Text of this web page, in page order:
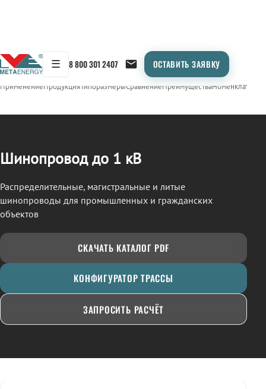
☰ 8 800 301 2407 ОСТАВИТЬ ЗАЯВКУ
← Продукция/ШИНОПРОВОД
ПрименениеПродукцияТипоразмерыСравнениеПреимуществаНоменклатура
Шинопровод до 1 кВ
Распределительные, магистральные и литые
шинопроводы для промышленных и гражданских
объектов
СКАЧАТЬ КАТАЛОГ PDF
КОНФИГУРАТОР ТРАССЫ
ЗАПРОСИТЬ РАСЧЁТ